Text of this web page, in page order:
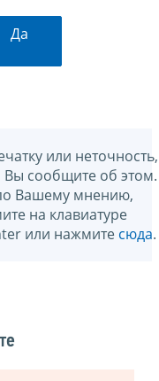
Да
или неточность,
сообщите об этом.
Вашему мнению,
на клавиатуре
или нажмите сюда.